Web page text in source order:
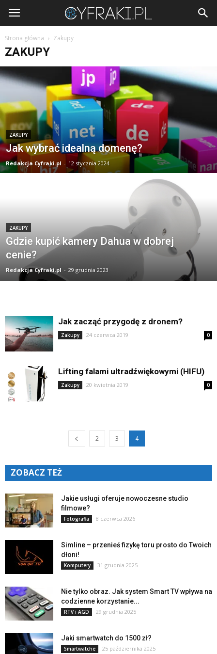
Cyfraki.pl
Strona główna Zakupy
ZAKUPY
ZAKUPY
Jak wybrać idealną domenę?
Redakcja Cyfraki.pl - 12 stycznia 2024
ZAKUPY
Gdzie kupić kamery Dahua w dobrej
cenie?
Redakcja Cyfraki.pl - 29 grudnia 2023
Jak zacząć przygodę z dronem?
Zakupy 24 czerwca 2019 0
Lifting falami ultradźwiękowymi (HIFU)
Zakupy 20 kwietnia 2019 0
2 3 4
ZOBACZ TEŻ
Jakie usługi oferuje nowoczesne studio
filmowe?
Fotografia 8 czerwca 2026
Simline – przenieś fizykę toru prosto do Twoich
dłoni!
Komputery 31 grudnia 2025
Nie tylko obraz. Jak system Smart TV wpływa na
codzienne korzystanie...
RTV i AGD 29 grudnia 2025
Jaki smartwatch do 1500 zł?
Smartwatche 25 października 2025